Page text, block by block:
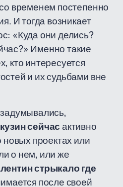
временем постепенно
И тогда возникает
«Куда они делись?
Именно такие
кто интересуется
и их судьбами вне
сейчасактивно
новых проектах или
о нем, или же
стрыкало где
после своей